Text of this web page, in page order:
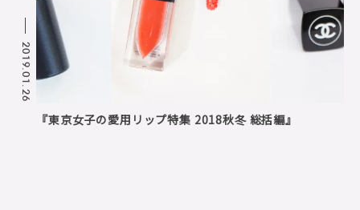
2019.01.26
『東京女子の愛用リップ特集 2018秋冬 総括編』